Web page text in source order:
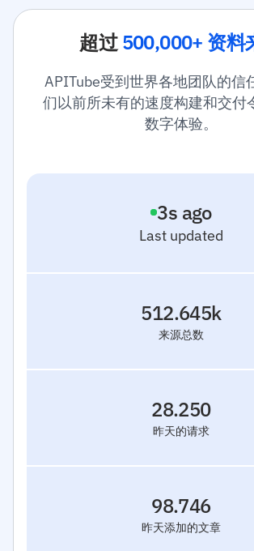
超过500,000+ 资料
APITube受到世界各地团队的信
们以前所未有的速度构建和交付
数字体验。
Last updated
4s ago
来源总数
512.645k
昨天的请求
28.250
昨天添加的文章
98.746